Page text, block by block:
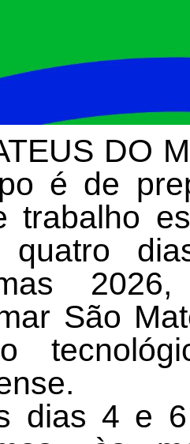
DO
é de
trabalho
quatro
São
dias 4 e